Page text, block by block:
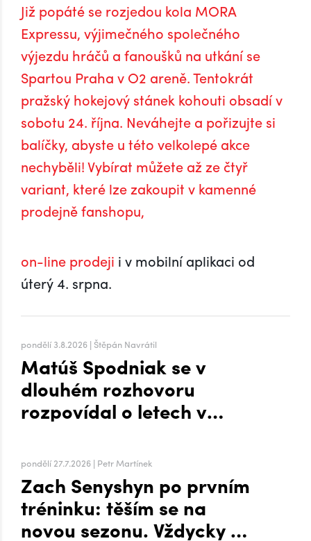
Již popáté se rozjedou kola MORA
Expressu, výjimečného společného
výjezdu hráčů a fanoušků na utkání se
Spartou Praha v O2 areně. Tentokrát
pražský hokejový stánek kohouti obsadí v
sobotu 24. října. Neváhejte a pořizujte si
balíčky, abyste u této velkolepé akce
nechyběli! Vybírat můžete až ze čtyř
variant, které lze zakoupit v kamenné
prodejně fanshopu,
on-line prodeji i v mobilní aplikaci od
úterý 4. srpna.
pondělí 3.8.2026 | Štěpán Navrátil
Matúš Spodniak se v
dlouhém rozhovoru
rozpovídal o letech v
pondělí 27.7.2026 | Petr Martínek
Zach Senyshyn po prvním
tréninku: těším se na
novou sezonu. Vždycky mi